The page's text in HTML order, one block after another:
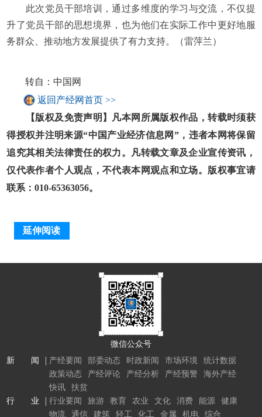
此次党员干部培训，通过多维度的学习与交流，不仅提
升了党员干部的思想境界，也为他们在实际工作中更好地服
务群众、推动地方发展提供了有力支持。（雷萍兰）
转自：中国网
返回产经网首页 >>
【版权及免责声明】凡本网所属版权作品，转载时须获
得授权并注明来源“中国产业经济信息网”，违者本网将保留
追究其相关法律责任的权力。凡转载文章及企业宣传资讯，
仅代表作者个人观点，不代表本网观点和立场。版权事宜请
联系：010-65363056。
延伸阅读
微信公众号
新 闻
产经要闻 部委动态 时政新闻 市场环境
统计数据
政策动态
产经评论 产经分析 产经预警
海外产经
快讯
扶贫
行 业
行业要闻 旅游 教育 农业 文化 消费 能源
健康
物流
通信 建筑 轻工 化工 金属 机电 综合